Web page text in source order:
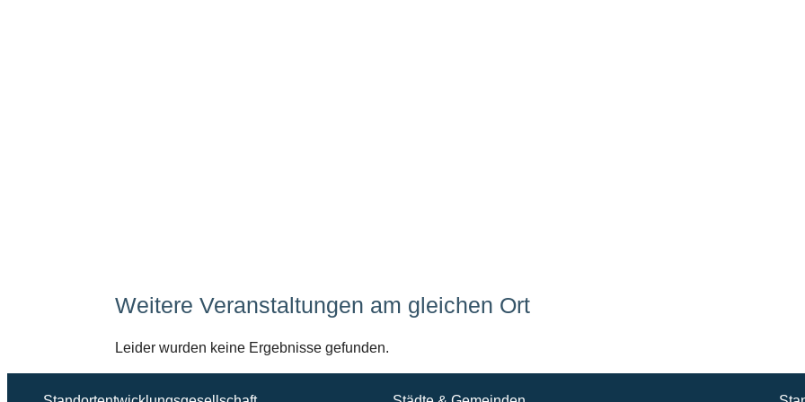
Weitere Veranstaltungen am gleichen Ort
Leider wurden keine Ergebnisse gefunden.